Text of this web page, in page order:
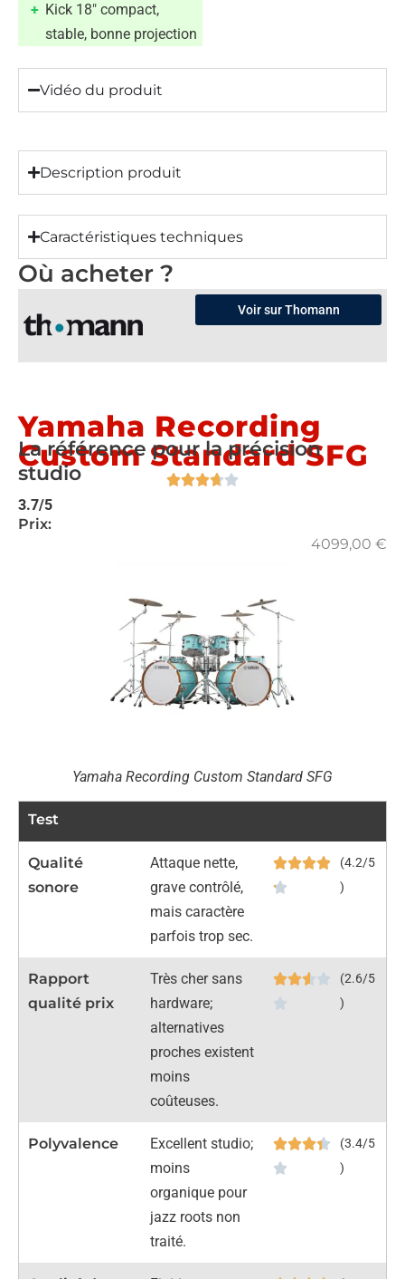
Kick 18″ compact,
stable, bonne projection
Vidéo du produit
Description produit
Caractéristiques techniques
Où acheter ?
Voir sur Thomann
Yamaha Recording
Custom Standard SFG
La référence pour la précision
studio
3.7/5
Prix:
4099,00 €
Yamaha Recording Custom Standard SFG
Test
Qualité
sonore
Attaque nette,
grave contrôlé,
mais caractère
parfois trop sec.
(4.2/5
)
Rapport
qualité prix
Très cher sans
hardware;
alternatives
proches existent
moins
coûteuses.
(2.6/5
)
Polyvalence
Excellent studio;
moins
organique pour
jazz roots non
traité.
(3.4/5
)